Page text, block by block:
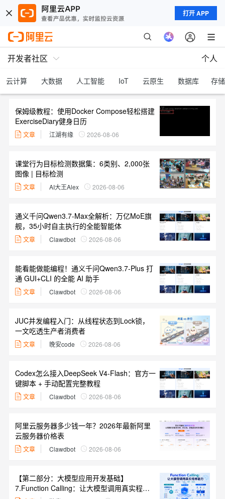
打开 APP
开发者社区 个人
云计算 大数据 人工智能 IoT 云原生 数据库 存储
保姆级教程：使用Docker Compose轻松搭建
ExerciseDiary健身日历
文章 江湖有缘 2026-08-06
课堂行为目标检测数据集：6类别、2,000张
图像 | 目标检测
文章 AI大王Alex 2026-08-06
通义千问Qwen3.7-Max全解析：万亿MoE旗
舰，35小时自主执行的全能智能体
文章 Clawdbot 2026-08-06
能看能做能编程！通义千问Qwen3.7-Plus 打
通 GUI+CLI 的全能 AI 助手
文章 Clawdbot 2026-08-06
JUC并发编程入门：从线程状态到Lock锁，
一文吃透生产者消费者
文章 晚安code 2026-08-06
Codex怎么接入DeepSeek V4-Flash：官方一
键脚本 + 手动配置完整教程
文章 Clawdbot 2026-08-06
阿里云服务器多少钱一年？2026年最新阿里
云服务器价格表
文章 Clawdbot 2026-08-06
【第二部分：大模型应用开发基础】
7.Function Calling：让大模型调用真实程序